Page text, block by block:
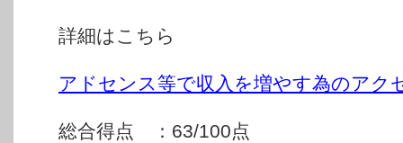
詳細はこちら
アドセンス等で収入を増やす為のアク
総合得点 ：63/100点